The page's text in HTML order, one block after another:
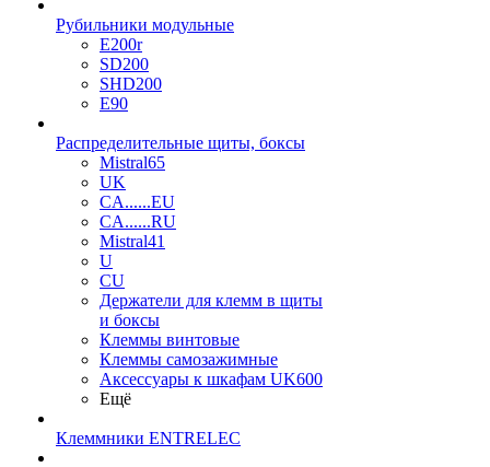
Рубильники модульные
E200r
SD200
SHD200
E90
Распределительные щиты, боксы
Mistral65
UK
CA......EU
CA......RU
Mistral41
U
CU
Держатели для клемм в щиты
и боксы
Клеммы винтовые
Клеммы самозажимные
Аксессуары к шкафам UK600
Ещё
Клеммники ENTRELEC